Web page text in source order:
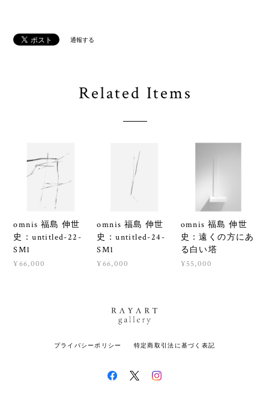
通報する
Related Items
omnis 福島 伸世
史：untitled-22-
SM1
¥66,000
omnis 福島 伸世
史：untitled-24-
SM1
¥66,000
omnis 福島 伸世
史：遠くの方にあ
る白い塔
¥55,000
プライバシーポリシー 特定商取引法に基づく表記